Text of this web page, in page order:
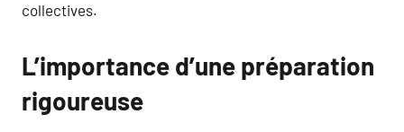
collectives.
L’importance d’une préparation
rigoureuse